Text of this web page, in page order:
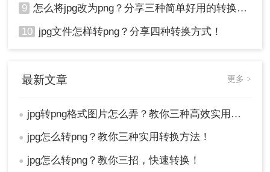
掌握。作为操作系统的一部分，不需要额外付
缺点：
仅适用于简单的格式转换，不具备复杂
能不如专业软件。
推荐工具： Windows画图工具
操作步骤：
9 怎么将jpg改为png？分享三种简单好用的转换方法
10 jpg文件怎样转png？分享四种转换方式！
最新文章 更多 >
● jpg转png格式图片怎么弄？教你三种高效实用转换方法！
● jpg怎么转png？教你三种实用转换方法！
● jpg怎么转png？教你三招，快速转换！